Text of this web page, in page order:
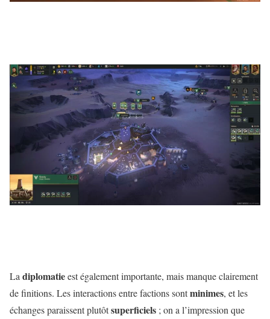
La diplomatieest également importante, mais manque clairement
de finitions. Les interactions entre factions sontminimes, et les
échanges paraissent plutôtsuperficiels ; on a l’impression que